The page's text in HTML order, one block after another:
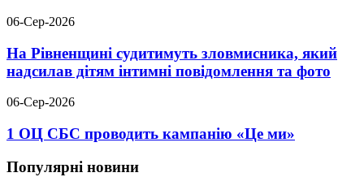
06-Сер-2026
На Рівненщині судитимуть зловмисника, який
надсилав дітям інтимні повідомлення та фото
06-Сер-2026
1 ОЦ СБС проводить кампанію «Це ми»
Популярні новини